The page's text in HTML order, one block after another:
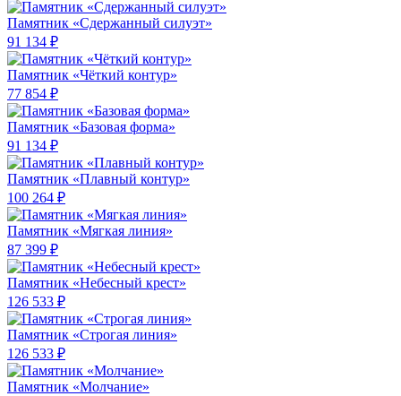
Памятник «Сдержанный силуэт»
91 134 ₽
Памятник «Чёткий контур»
77 854 ₽
Памятник «Базовая форма»
91 134 ₽
Памятник «Плавный контур»
100 264 ₽
Памятник «Мягкая линия»
87 399 ₽
Памятник «Небесный крест»
126 533 ₽
Памятник «Строгая линия»
126 533 ₽
Памятник «Молчание»